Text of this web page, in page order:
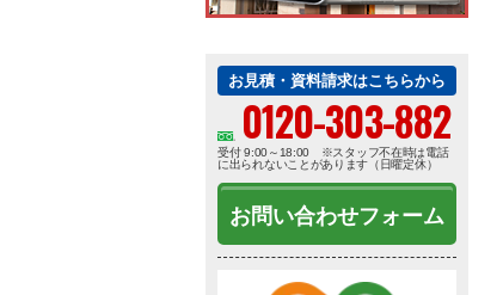
お見積・資料請求はこちらから
0120-303-882
受付 9:00～18:00 ※スタッフ不在時は電話
に出られないことがあります（日曜定休）
お問い合わせフォーム